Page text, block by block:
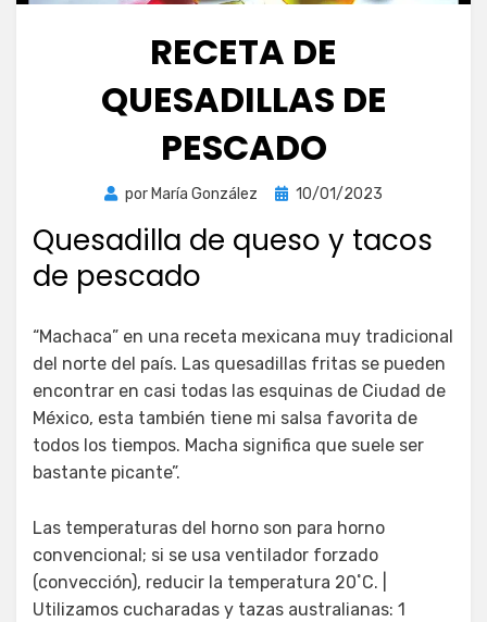
RECETA DE
QUESADILLAS DE
PESCADO
por María González
Publicada
10/01/2023
Quesadilla de queso y tacos
de pescado
“Machaca” en una receta mexicana muy tradicional
del norte del país. Las quesadillas fritas se pueden
encontrar en casi todas las esquinas de Ciudad de
México, esta también tiene mi salsa favorita de
todos los tiempos. Macha significa que suele ser
bastante picante”.
Las temperaturas del horno son para horno
convencional; si se usa ventilador forzado
(convección), reducir la temperatura 20˚C. |
Utilizamos cucharadas y tazas australianas: 1